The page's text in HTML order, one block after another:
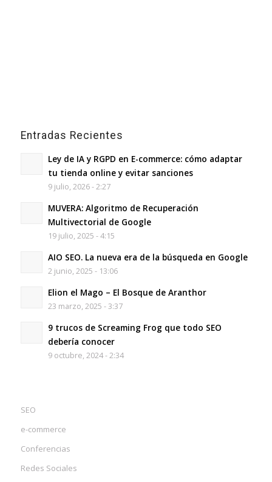
Entradas Recientes
Ley de IA y RGPD en E-commerce: cómo adaptar
tu tienda online y evitar sanciones
9 julio, 2026 - 2:27
MUVERA: Algoritmo de Recuperación
Multivectorial de Google
19 julio, 2025 - 4:15
AIO SEO. La nueva era de la búsqueda en Google
2 junio, 2025 - 13:06
Elion el Mago – El Bosque de Aranthor
23 marzo, 2025 - 3:37
9 trucos de Screaming Frog que todo SEO
debería conocer
9 octubre, 2024 - 2:34
SEO
e-commerce
Conferencias
Redes Sociales